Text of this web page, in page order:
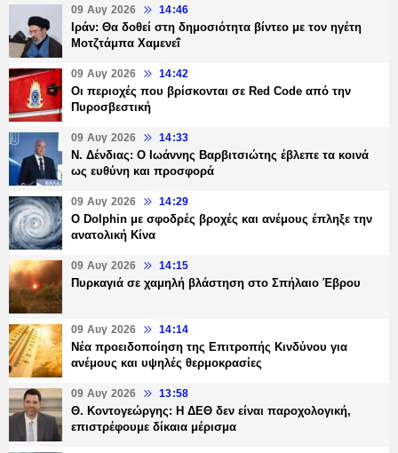
09 Αυγ 2026 14:46
Ιράν: Θα δοθεί στη δημοσιότητα βίντεο με τον ηγέτη
Μοτζτάμπα Χαμενεΐ
09 Αυγ 2026 14:42
Οι περιοχές που βρίσκονται σε Red Code από την
Πυροσβεστική
09 Αυγ 2026 14:33
Ν. Δένδιας: Ο Ιωάννης Βαρβιτσιώτης έβλεπε τα κοινά
ως ευθύνη και προσφορά
09 Αυγ 2026 14:29
Ο Dolphin με σφοδρές βροχές και ανέμους έπληξε την
ανατολική Κίνα
09 Αυγ 2026 14:15
Πυρκαγιά σε χαμηλή βλάστηση στο Σπήλαιο Έβρου
09 Αυγ 2026 14:14
Νέα προειδοποίηση της Επιτροπής Κινδύνου για
ανέμους και υψηλές θερμοκρασίες
09 Αυγ 2026 13:58
Θ. Κοντογεώργης: Η ΔΕΘ δεν είναι παροχολογική,
επιστρέφουμε δίκαια μέρισμα